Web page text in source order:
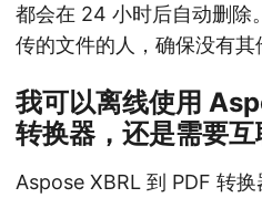
都会在 24 小时后自动删除
传的文件的人，确保没有其
我可以离线使用
转换器，还是需要互
Aspose XBRL 到 PDF 转